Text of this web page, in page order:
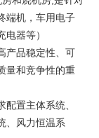
端机，车用电子
器等）
产品稳定性、可
量和竞争性的重
置主体系统、
、风力恒温系